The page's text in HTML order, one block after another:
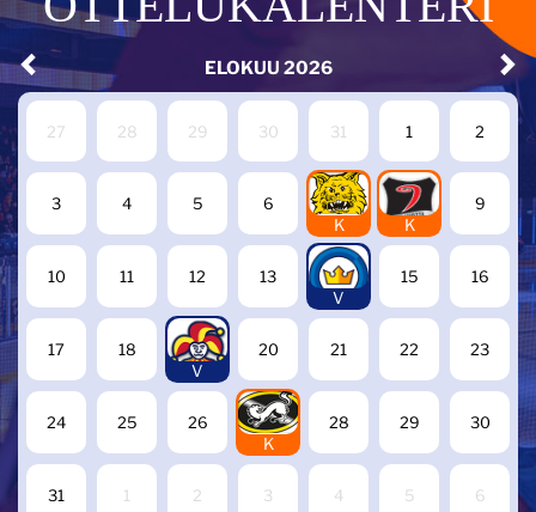
ELOKUU 2026
27 28 29 30 31 1 2
3 4 5 6
7
K
8
K
9
10 11 12 13
14
V
15 16
17 18
19
V
20 21 22 23
24 25 26
27
K
28 29 30
31 1 2 3 4 5 6